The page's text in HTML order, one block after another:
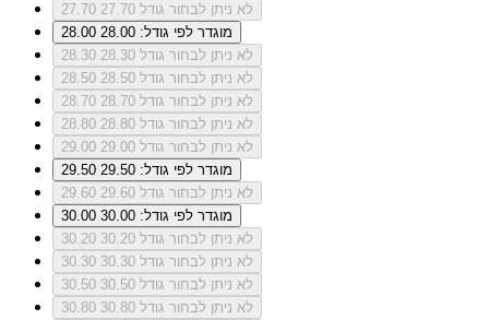
27.70
לא ניתן לבחור גודל 27.70
28.00
מוגדר לפי גודל: 28.00
28.30
לא ניתן לבחור גודל 28.30
28.50
לא ניתן לבחור גודל 28.50
28.70
לא ניתן לבחור גודל 28.70
28.80
לא ניתן לבחור גודל 28.80
29.00
לא ניתן לבחור גודל 29.00
29.50
מוגדר לפי גודל: 29.50
29.60
לא ניתן לבחור גודל 29.60
30.00
מוגדר לפי גודל: 30.00
30.20
לא ניתן לבחור גודל 30.20
30.30
לא ניתן לבחור גודל 30.30
30.50
לא ניתן לבחור גודל 30.50
30.80
לא ניתן לבחור גודל 30.80